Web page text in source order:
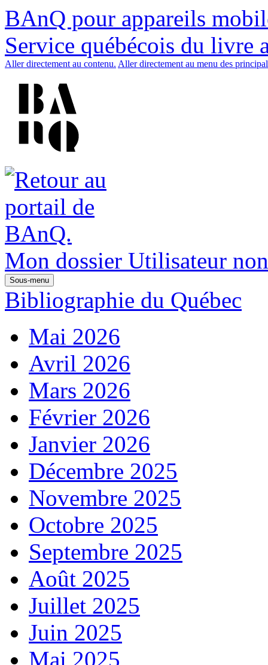
BAnQ pour appareils
Service québécois du livre
Aller directement au contenu. Aller directement au menu des
Mon dossier Utilisateur
Sous-menu
Bibliographie du Québec
Mai 2026
Avril 2026
Mars 2026
Février 2026
Janvier 2026
Décembre 2025
Novembre 2025
Octobre 2025
Septembre 2025
Août 2025
Juillet 2025
Juin 2025
Mai 2025